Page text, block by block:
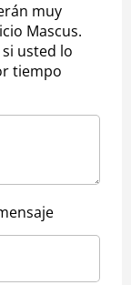
muy
Mascus.
usted lo
tiempo